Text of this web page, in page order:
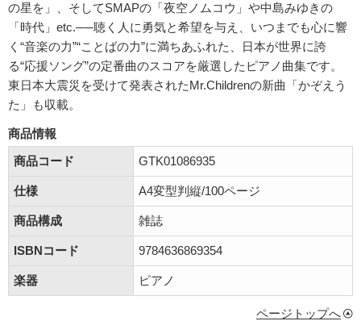
の星を」、そしてSMAPの「夜空ノムコウ」や中島みゆきの
「時代」etc.──聴く人に勇気と希望を与え、いつまでも心に響
く“音楽の力”“ことばの力”に満ちあふれた、日本が世界に誇
る“応援ソング”の定番曲のスコアを厳選したピアノ曲集です。
東日本大震災を受けて発表されたMr.Childrenの新曲「かぞえう
た」も収載。
商品情報
商品コード
GTK01086935
仕様 A4変型判縦/100ページ
商品構成 雑誌
ISBNコード 9784636869354
楽器 ピアノ
ページトップへ